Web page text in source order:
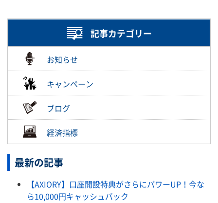
記事カテゴリー
お知らせ
キャンペーン
ブログ
経済指標
最新の記事
【AXIORY】口座開設特典がさらにパワーUP！今な
ら10,000円キャッシュバック